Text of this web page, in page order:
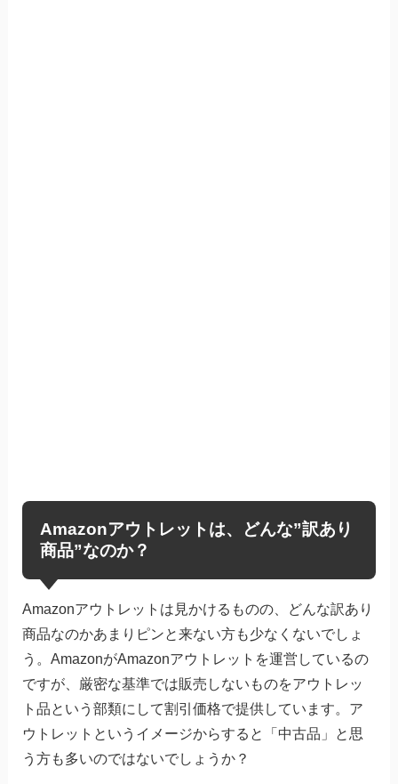
Amazonアウトレットは、どんな”訳あり
商品”なのか？
Amazonアウトレットは見かけるものの、どんな訳あり
商品なのかあまりピンと来ない方も少なくないでしょ
う。AmazonがAmazonアウトレットを運営しているの
ですが、厳密な基準では販売しないものをアウトレッ
ト品という部類にして割引価格で提供しています。ア
ウトレットというイメージからすると「中古品」と思
う方も多いのではないでしょうか？